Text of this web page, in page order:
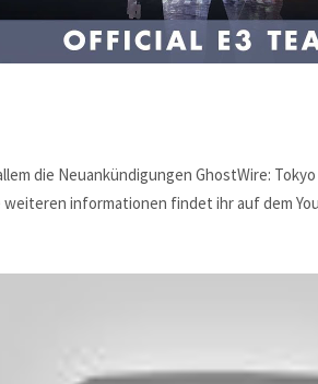
die Neuankündigungen GhostWire:
weiteren informationen findet ihr auf dem